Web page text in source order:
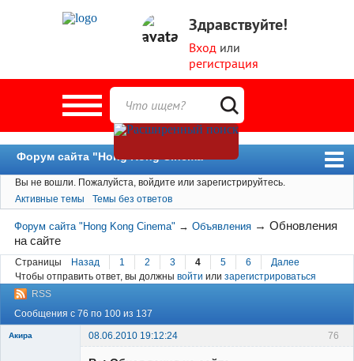
Здравствуйте!
Вход или
регистрация
Форум сайта "Hong Kong Cinema"
Форум
Новости
Пользователи
Поиск
Вы не вошли. Пожалуйста, войдите или зарегистрируйтесь.
Активные темы
Темы без ответов
Форум сайта "Hong Kong Cinema" →Объявления →Обновления
на сайте
Страницы Назад 1 2 3 4 5 6
Далее
Чтобы отправить ответ, вы должны войти или зарегистрироваться
RSS
Сообщения с 76 по 100 из 137
76
Акира 08.06.2010 19:12:24